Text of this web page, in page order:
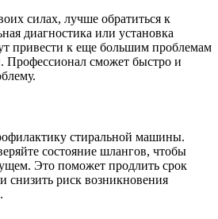
силах, лучше обратиться к
диагностика или установка
привести к еще большим проблемам
Профессионал сможет быстро и
стиральной машины.
состояние шлангов, чтобы
Это поможет продлить срок
снизить риск возникновения